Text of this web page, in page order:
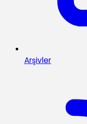
Arşivler